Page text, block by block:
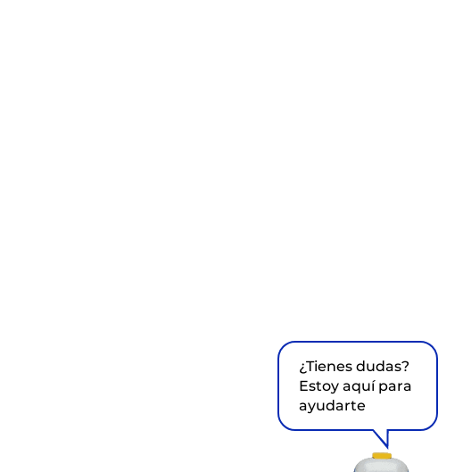
¿Tienes dudas?
Estoy aquí para
ayudarte